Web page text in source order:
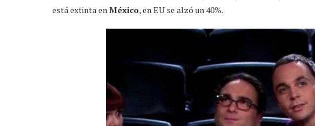
está extinta enMéxico, en EU se alzó un 40%.